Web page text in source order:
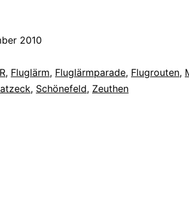
2010
, Fluglärm, Fluglärmparade, Flugrouten,
, Schönefeld, Zeuthen